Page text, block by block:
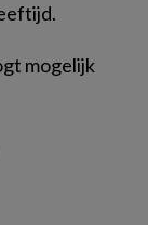
mogelijk